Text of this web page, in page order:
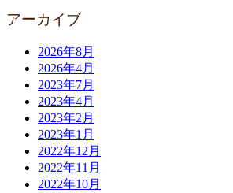
アーカイブ
2026年8月
2026年4月
2023年7月
2023年4月
2023年2月
2023年1月
2022年12月
2022年11月
2022年10月